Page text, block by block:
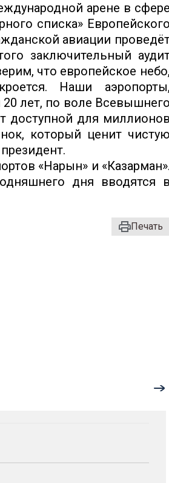
арене в сфере
списка» Европейского
авиации
заключительный
что европейское небо,
Наши аэропорты,
лет, по воле Всевышнего
доступной для миллионов
который ценит чистую
«Нарын» и «Казарман».
дня вводятся в
Печать